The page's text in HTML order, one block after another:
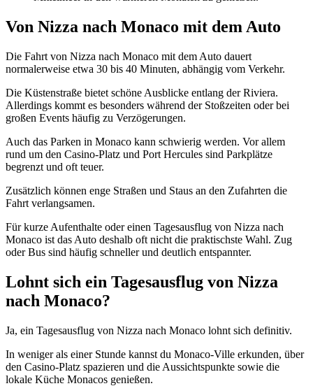
Von Nizza nach Monaco mit dem Auto
Die Fahrt von Nizza nach Monaco mit dem Auto dauert
normalerweise etwa 30 bis 40 Minuten, abhängig vom Verkehr.
Die Küstenstraße bietet schöne Ausblicke entlang der Riviera.
Allerdings kommt es besonders während der Stoßzeiten oder bei
großen Events häufig zu Verzögerungen.
Auch das Parken in Monaco kann schwierig werden. Vor allem
rund um den Casino-Platz und Port Hercules sind Parkplätze
begrenzt und oft teuer.
Zusätzlich können enge Straßen und Staus an den Zufahrten die
Fahrt verlangsamen.
Für kurze Aufenthalte oder einen Tagesausflug von Nizza nach
Monaco ist das Auto deshalb oft nicht die praktischste Wahl. Zug
oder Bus sind häufig schneller und deutlich entspannter.
Lohnt sich ein Tagesausflug von Nizza
nach Monaco?
Ja, ein Tagesausflug von Nizza nach Monaco lohnt sich definitiv.
In weniger als einer Stunde kannst du Monaco-Ville erkunden, über
den Casino-Platz spazieren und die Aussichtspunkte sowie die
lokale Küche Monacos genießen.